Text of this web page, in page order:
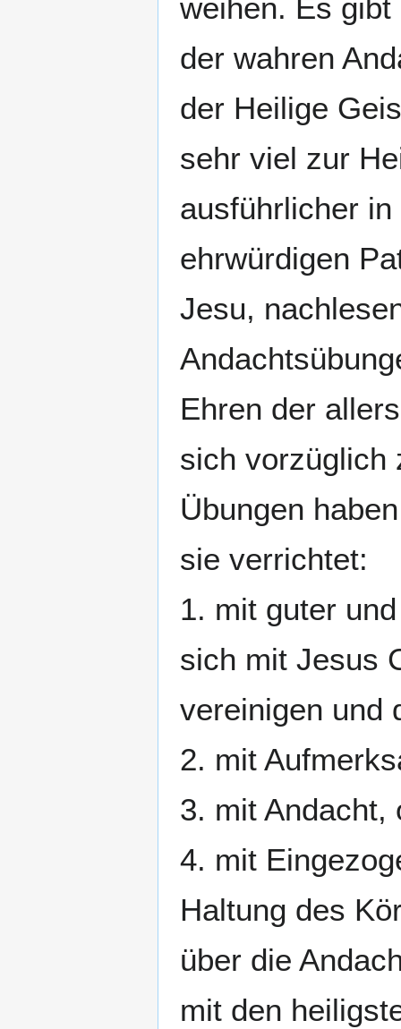
weihen. Es
der wahren
der Heilige
sehr viel zur
ausführlicher in
ehrwürdigen
Jesu,
Ehren der
sich vorzüglich
Übungen
sie verrichtet:
1. mit guter
sich mit Jesus
vereinigen und
2. mit
3. mit Andacht,
4. mit
Haltung des
über die
mit den